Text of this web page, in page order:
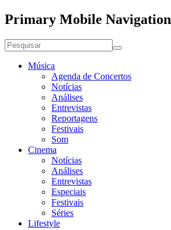
Primary Mobile Navigation
Música
Agenda de Concertos
Notícias
Análises
Entrevistas
Reportagens
Festivais
Som
Cinema
Notícias
Análises
Entrevistas
Especiais
Festivais
Séries
Lifestyle